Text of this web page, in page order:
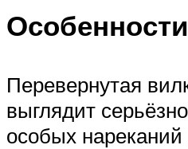
Особенности
Перевернутая
выглядит
особых нареканий